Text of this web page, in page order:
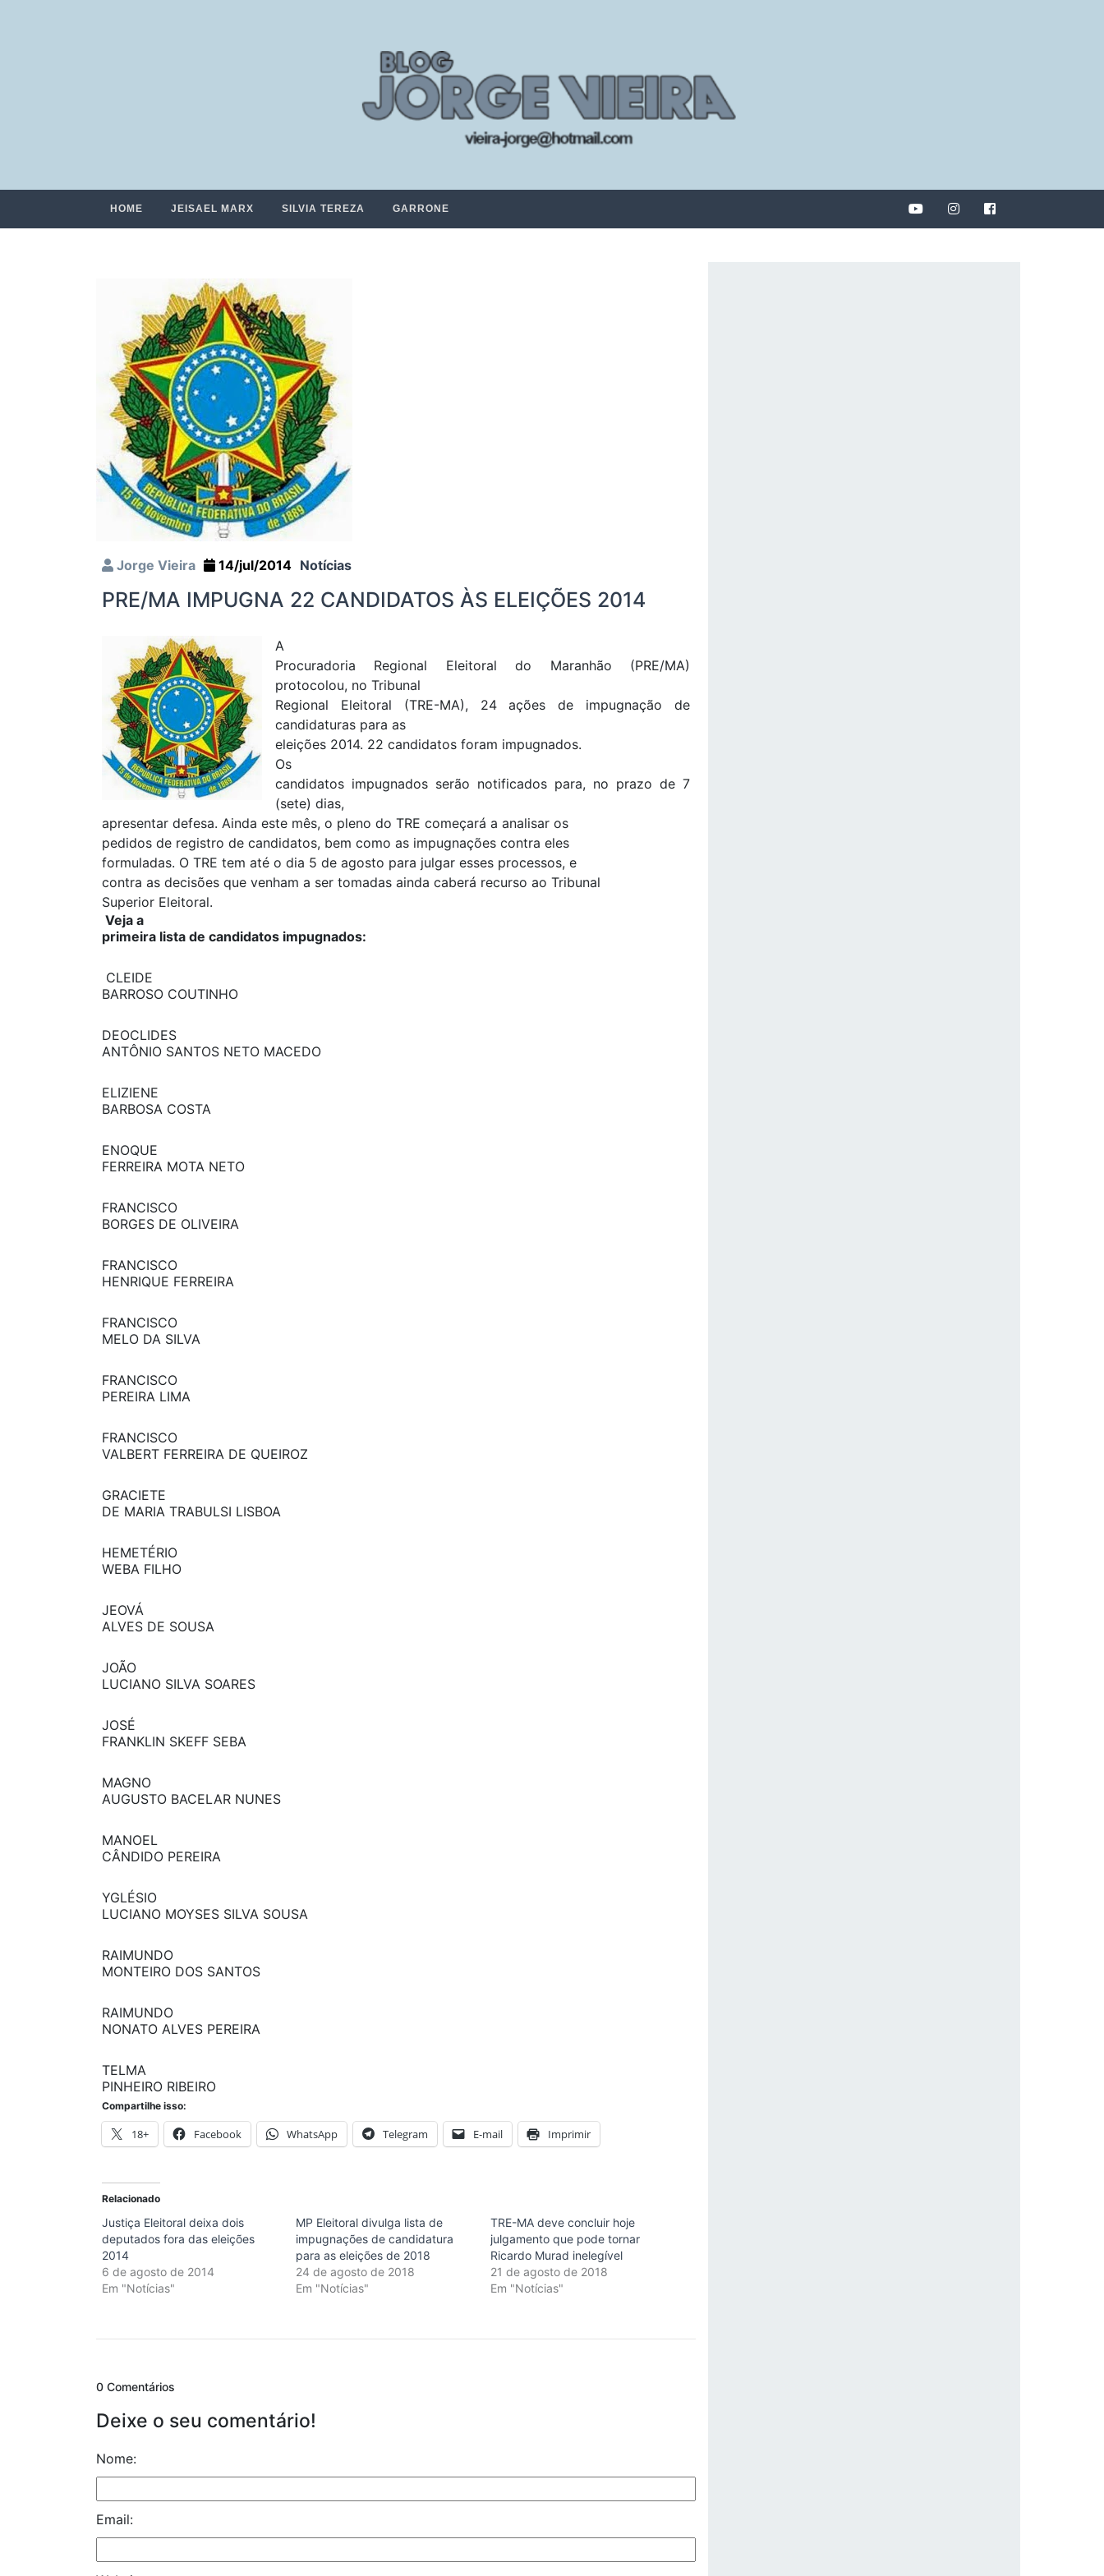
HOME JEISAEL MARX SILVIA TEREZA GARRONE
Jorge Vieira 14/jul/2014 Notícias
PRE/MA IMPUGNA 22 CANDIDATOS ÀS ELEIÇÕES 2014
A
Procuradoria Regional Eleitoral do Maranhão (PRE/MA)
protocolou, no Tribunal
Regional Eleitoral (TRE-MA), 24 ações de impugnação de
candidaturas para as
eleições 2014. 22 candidatos foram impugnados.
Os
candidatos impugnados serão notificados para, no prazo de 7
(sete) dias,
apresentar defesa. Ainda este mês, o pleno do TRE começará a analisar os
pedidos de registro de candidatos, bem como as impugnações contra eles
formuladas. O TRE tem até o dia 5 de agosto para julgar esses processos, e
contra as decisões que venham a ser tomadas ainda caberá recurso ao Tribunal
Superior Eleitoral.
Veja a
primeira lista de candidatos impugnados:
CLEIDE
BARROSO COUTINHO
DEOCLIDES
ANTÔNIO SANTOS NETO MACEDO
ELIZIENE
BARBOSA COSTA
ENOQUE
FERREIRA MOTA NETO
FRANCISCO
BORGES DE OLIVEIRA
FRANCISCO
HENRIQUE FERREIRA
FRANCISCO
MELO DA SILVA
FRANCISCO
PEREIRA LIMA
FRANCISCO
VALBERT FERREIRA DE QUEIROZ
GRACIETE
DE MARIA TRABULSI LISBOA
HEMETÉRIO
WEBA FILHO
JEOVÁ
ALVES DE SOUSA
JOÃO
LUCIANO SILVA SOARES
JOSÉ
FRANKLIN SKEFF SEBA
MAGNO
AUGUSTO BACELAR NUNES
MANOEL
CÂNDIDO PEREIRA
YGLÉSIO
LUCIANO MOYSES SILVA SOUSA
RAIMUNDO
MONTEIRO DOS SANTOS
RAIMUNDO
NONATO ALVES PEREIRA
TELMA
PINHEIRO RIBEIRO
Compartilhe isso:
18+ Facebook WhatsApp Telegram E-mail Imprimir
Relacionado
Justiça Eleitoral deixa dois
deputados fora das eleições
2014
6 de agosto de 2014
Em "Notícias"
MP Eleitoral divulga lista de
impugnações de candidatura
para as eleições de 2018
24 de agosto de 2018
Em "Notícias"
TRE-MA deve concluir hoje
julgamento que pode tornar
Ricardo Murad inelegível
21 de agosto de 2018
Em "Notícias"
0 Comentários
Deixe o seu comentário!
Nome:
Email: